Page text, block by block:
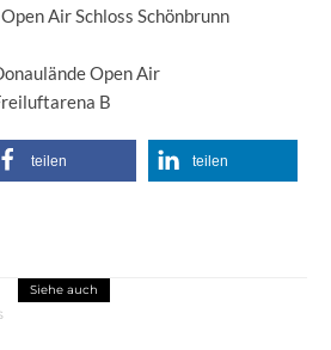
Air Schloss Schönbrunn
Open Air
B
teilen teilen
Siehe auch